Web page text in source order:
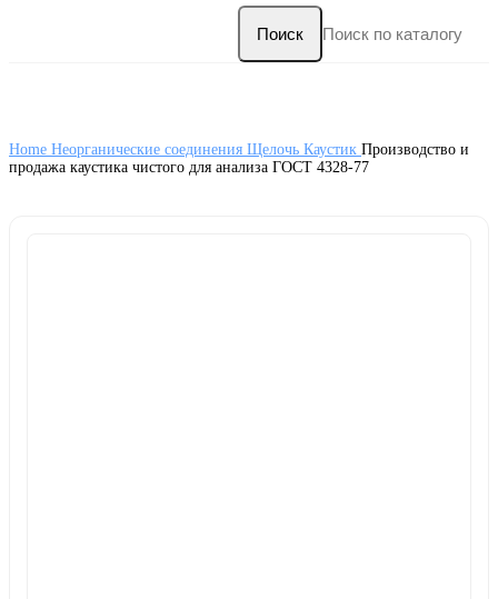
Поиск
Home Неорганические соединения Щелочь Каустик Производство и
продажа каустика чистого для анализа ГОСТ 4328-77